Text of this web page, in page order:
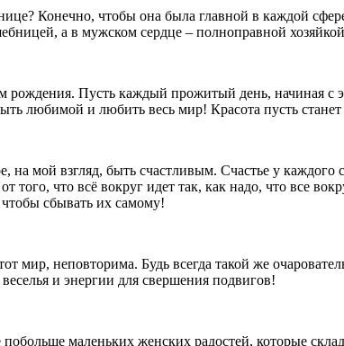
Конечно, чтобы она была главной в каждой
а в мужском сердце – полноправной
рождения. Пусть каждый прожитый день, начиная
любимой и любить весь мир! Красота пусть
мой взгляд, быть счастливым. Счастье у каждого
того, что всё вокруг идет так, как надо, что все
сбывать их самому!
мир, неповторима. Будь всегда такой же
и энергии для свершения подвигов!
маленьких женских радостей, которые